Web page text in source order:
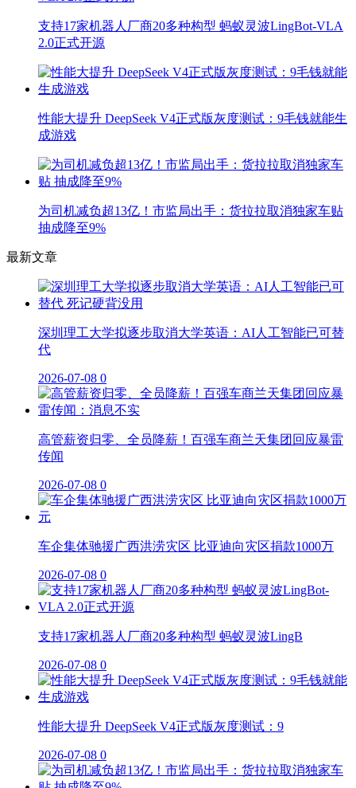
支持17家机器人厂商20多种构型 蚂蚁灵波LingBot-VLA
2.0正式开源
性能大提升 DeepSeek V4正式版灰度测试：9毛钱就能生
成游戏
为司机减负超13亿！市监局出手：货拉拉取消独家车贴
抽成降至9%
最新文章
深圳理工大学拟逐步取消大学英语：AI人工智能已可替
代
2026-07-08 0
高管薪资归零、全员降薪！百强车商兰天集团回应暴雷
传闻
2026-07-08 0
车企集体驰援广西洪涝灾区 比亚迪向灾区捐款1000万
2026-07-08 0
支持17家机器人厂商20多种构型 蚂蚁灵波LingB
2026-07-08 0
性能大提升 DeepSeek V4正式版灰度测试：9
2026-07-08 0